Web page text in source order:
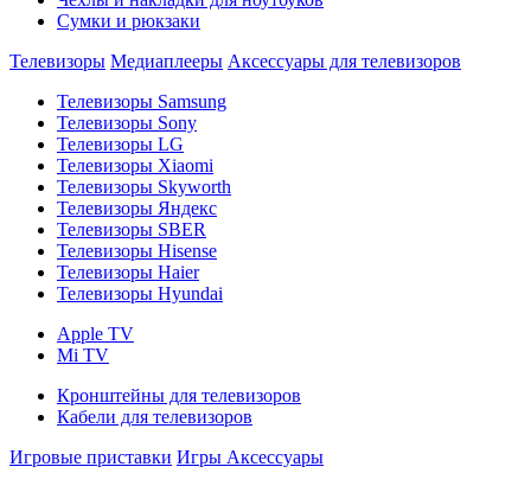
Сумки и рюкзаки
Телевизоры Медиаплееры Аксессуары для телевизоров
Телевизоры Samsung
Телевизоры Sony
Телевизоры LG
Телевизоры Xiaomi
Телевизоры Skyworth
Телевизоры Яндекс
Телевизоры SBER
Телевизоры Hisense
Телевизоры Haier
Телевизоры Hyundai
Apple TV
Mi TV
Кронштейны для телевизоров
Кабели для телевизоров
Игровые приставки Игры Аксессуары